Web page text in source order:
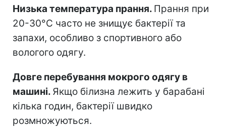
Низька температура прання. Прання при
20-30°C часто не знищує бактерії та
запахи, особливо з спортивного або
вологого одягу.
Довге перебування мокрого одягу в
машині. Якщо білизна лежить у барабані
кілька годин, бактерії швидко
розмножуються.